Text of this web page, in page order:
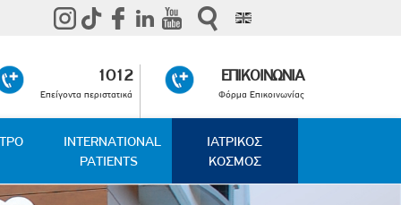
1012
Επείγοντα περιστατικά
ΕΠΙΚΟΙΝΩΝΙΑ
Φόρμα Επικοινωνίας
INTERNATIONAL
PATIENTS
ΙΑΤΡΙΚΟΣ
ΚΟΣΜΟΣ